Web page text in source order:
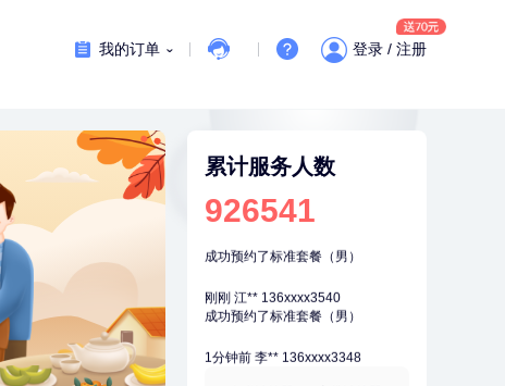
我的订单 登录 / 注册
累计服务人数
926541
购买了五常稻花香2号大米
购买了固本堂阿胶糕传统口味400g
刚刚 江** 136xxxx3540
成功预约了标准套餐（男）
刚刚 江** 136xxxx3540
1分钟前 李** 136xxxx3348